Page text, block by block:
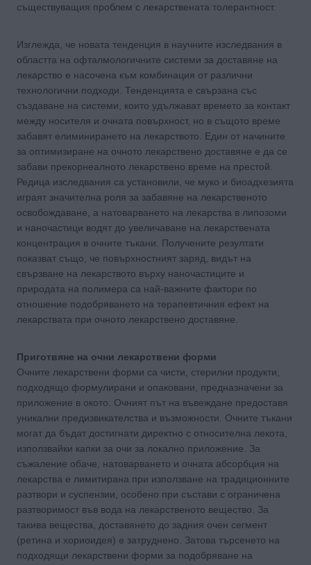
съществуващия проблем с лекарствената толерантност.
Изглежда, че новата тенденция в научните изследвания в
областта на офталмологичните системи за доставяне на
лекарство е насочена към комбинация от различни
технологични подходи. Тенденцията е свързана със
създаване на системи, които удължават времето за контакт
между носителя и очната повърхност, но в същото време
забавят елиминирането на лекарството. Един от начините
за оптимизиране на очното лекарствено доставяне е да се
забави прекорнеалното лекарствено време на престой.
Редица изследвания са установили, че муко и биоадхезията
играят значителна роля за забавяне на лекарственото
освобождаване, а натоварването на лекарства в липозоми
и наночастици водят до увеличаване на лекарствената
концентрация в очните тъкани. Получените резултати
показват също, че повърхностният заряд, видът на
свързване на лекарството върху наночастиците и
природата на полимера са най-важните фактори по
отношение подобряването на терапевтичния ефект на
лекарствата при очното лекарствено доставяне.
Приготвяне на очни лекарствени форми
Очните лекарствени форми са чисти, стерилни продукти,
подходящо формулирани и опаковани, предназначени за
приложение в окото. Очният път на въвеждане предоставя
уникални предизвикателства и възможности. Очните тъкани
могат да бъдат достигнати директно с относителна лекота,
използвайки капки за очи за локално приложение. За
съжаление обаче, натоварването и очната абсорбция на
лекарства е лимитирана при използване на традиционните
разтвори и суспензии, особено при състави с ограничена
разтворимост във вода на лекарственото вещество. За
такива вещества, доставянето до задния очен сегмент
(ретина и хориоидея) е затруднено. Затова търсенето на
подходящи лекарствени форми за подобряване на